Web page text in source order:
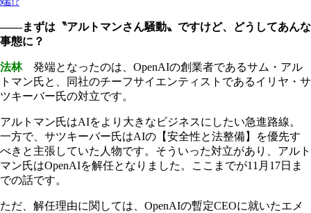
――まずは〝アルトマンさん騒動〟ですけど、どうしてあんな
事態に？
法林発端となったのは、OpenAIの創業者であるサム・アル
トマン氏と、同社のチーフサイエンティストであるイリヤ・サ
ツキーバー氏の対立です。
アルトマン氏はAIをより大きなビジネスにしたい急進路線。
一方で、サツキーバー氏はAIの【安全性と法整備】を優先す
べきと主張していた人物です。そういった対立があり、アルト
マン氏はOpenAIを解任となりました。ここまでが11月17日ま
での話です。
ただ、解任理由に関しては、OpenAIの暫定CEOに就いたエメ